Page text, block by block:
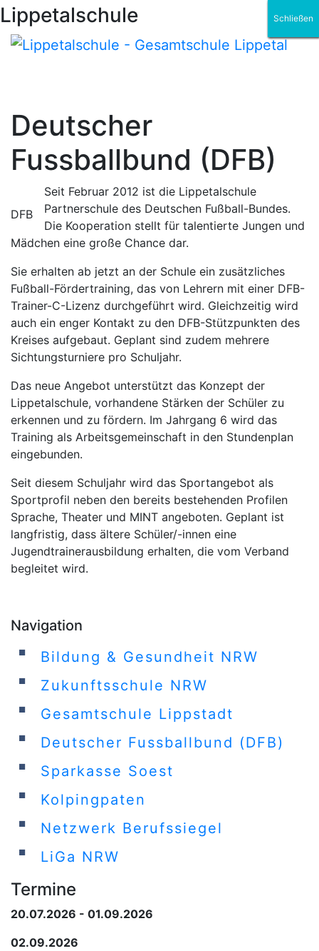
Lippetalschule
Deutscher
Fussballbund (DFB)
DFB
Seit Februar 2012 ist die Lippetalschule
Partnerschule des Deutschen Fußball-Bundes.
Die Kooperation stellt für talentierte Jungen und
Mädchen eine große Chance dar.
Sie erhalten ab jetzt an der Schule ein zusätzliches
Fußball-Fördertraining, das von Lehrern mit einer DFB-
Trainer-C-Lizenz durchgeführt wird. Gleichzeitig wird
auch ein enger Kontakt zu den DFB-Stützpunkten des
Kreises aufgebaut. Geplant sind zudem mehrere
Sichtungsturniere pro Schuljahr.
Das neue Angebot unterstützt das Konzept der
Lippetalschule, vorhandene Stärken der Schüler zu
erkennen und zu fördern. Im Jahrgang 6 wird das
Training als Arbeitsgemeinschaft in den Stundenplan
eingebunden.
Seit diesem Schuljahr wird das Sportangebot als
Sportprofil neben den bereits bestehenden Profilen
Sprache, Theater und MINT angeboten. Geplant ist
langfristig, dass ältere Schüler/-innen eine
Jugendtrainerausbildung erhalten, die vom Verband
begleitet wird.
Navigation
Bildung & Gesundheit NRW
Zukunftsschule NRW
Gesamtschule Lippstadt
Deutscher Fussballbund (DFB)
Sparkasse Soest
Kolpingpaten
Netzwerk Berufssiegel
LiGa NRW
Termine
20.07.2026 - 01.09.2026
02.09.2026
Schließen
Schließen
Schließen
Schließen
Schließen
Schließen